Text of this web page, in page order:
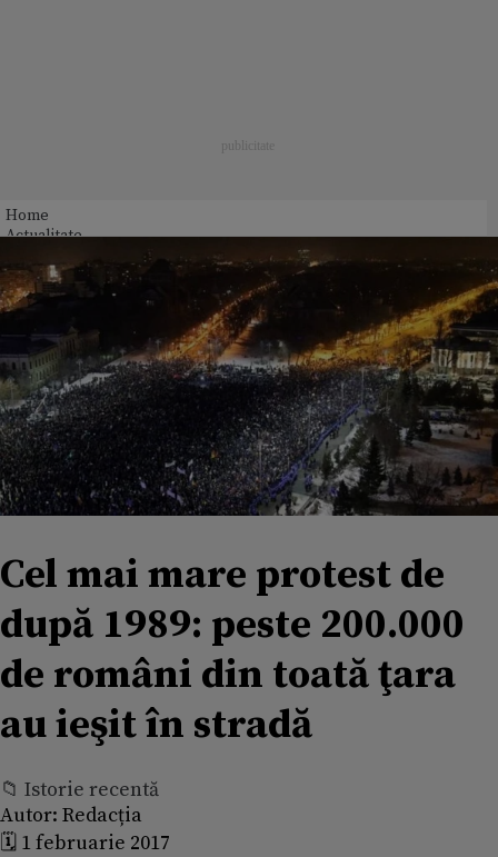
Home
Actualitate
Cel mai mare protest de
după 1989: peste 200.000
de români din toată ţara
au ieşit în stradă
📁 Istorie recentă
Autor: Redacția
🗓️ 1 februarie 2017